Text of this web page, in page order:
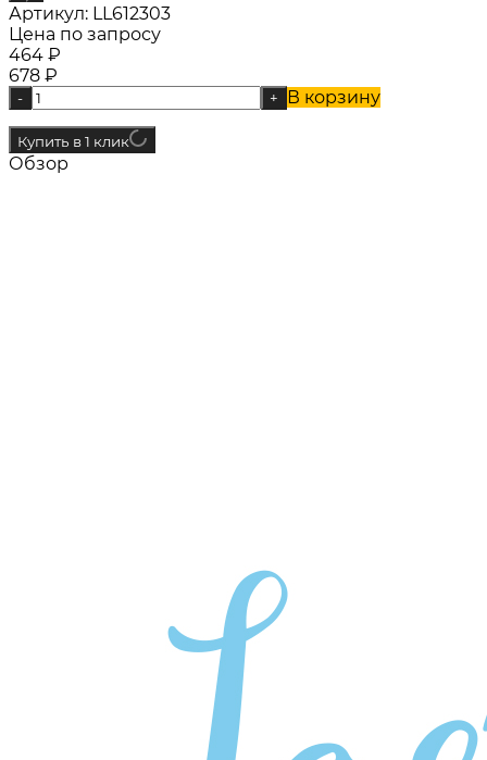
Артикул: LL612303
Цена по запросу
464 ₽
678 ₽
- + В корзину
Купить в 1 клик
Обзор